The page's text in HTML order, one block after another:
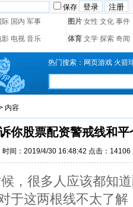
保存
际 国内 军事 图片 女性 文化 事件
影 电视 音乐 体育 文学 探索 奇闻
热门搜索： 网页游戏 火箭
内容
你股票配资警戒线和
时间：2019/4/30 16:48:42 点击：14106
很多人应该都知道
于这两根线不太了